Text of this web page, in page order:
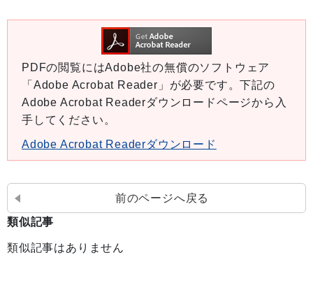
PDFの閲覧にはAdobe社の無償のソフトウェア
「Adobe Acrobat Reader」が必要です。下記の
Adobe Acrobat Readerダウンロードページから入
手してください。
Adobe Acrobat Readerダウンロード
前のページへ戻る
類似記事
類似記事はありません